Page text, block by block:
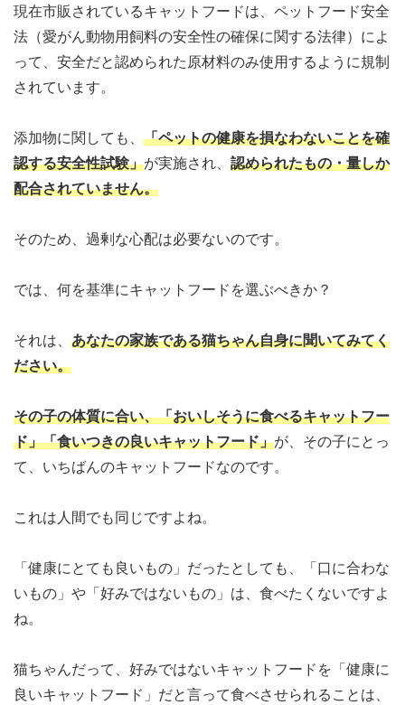
現在市販されているキャットフードは、ペットフード安全
法（愛がん動物用飼料の安全性の確保に関する法律）によ
って、安全だと認められた原材料のみ使用するように規制
されています。
添加物に関しても、 「ペットの健康を損なわないことを確
認する安全性試験」が実施され、 認められたもの・量しか
配合されていません。
そのため、過剰な心配は必要ないのです。
では、何を基準にキャットフードを選ぶべきか？
それは、 あなたの家族である猫ちゃん自身に聞いてみてく
ださい。
その子の体質に合い、「おいしそうに食べるキャットフー
ド」「食いつきの良いキャットフード」が、その子にとっ
て、いちばんのキャットフードなのです。
これは人間でも同じですよね。
「健康にとても良いもの」だったとしても、「口に合わな
いもの」や「好みではないもの」は、食べたくないですよ
ね。
猫ちゃんだって、好みではないキャットフードを「健康に
良いキャットフード」だと言って食べさせられることは、